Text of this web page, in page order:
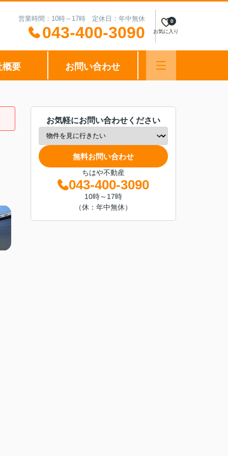
営業時間：10時～17時 定休日：年中無休
043-400-3090 お気に入り
0
概要 お問い合わせ
お気軽にお問い合わせください
無料お問い合わせ
ちはや不動産
043-400-3090
10時～17時
（休：年中無休）